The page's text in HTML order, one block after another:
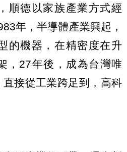
順德以家族產業方式經
年，半導體產業興起，
的機器，在精密度在升
，27年後，成為台灣唯
接從工業跨足到，高科